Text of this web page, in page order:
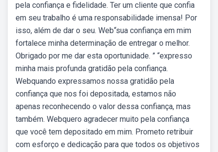
pela confiança e fidelidade. Ter um cliente que confia
em seu trabalho é uma responsabilidade imensa! Por
isso, além de dar o seu. Web“sua confiança em mim
fortalece minha determinação de entregar o melhor.
Obrigado por me dar esta oportunidade. ” “expresso
minha mais profunda gratidão pela confiança.
Webquando expressamos nossa gratidão pela
confiança que nos foi depositada, estamos não
apenas reconhecendo o valor dessa confiança, mas
também. Webquero agradecer muito pela confiança
que você tem depositado em mim. Prometo retribuir
com esforço e dedicação para que todos os objetivos